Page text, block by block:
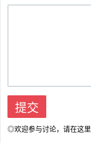
◎欢迎参与讨论，请在这里